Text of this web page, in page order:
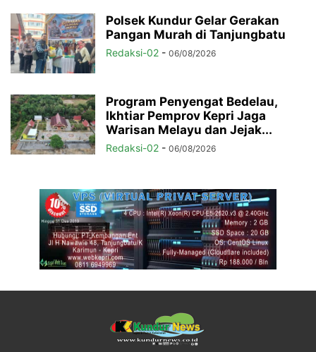
Polsek Kundur Gelar Gerakan
Pangan Murah di Tanjungbatu
Redaksi-02 - 06/08/2026
Program Penyengat Bedelau,
Ikhtiar Pemprov Kepri Jaga
Warisan Melayu dan Jejak...
Redaksi-02 - 06/08/2026